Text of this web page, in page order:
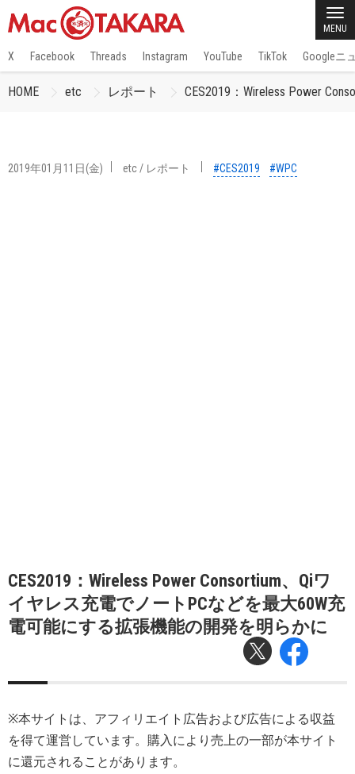
MENU
X Facebook Threads Instagram YouTube TikTok Googleニ
HOME etc レポート CES2019：Wireless Power
2019年01月11日(金) etc/ レポート #CES2019 #WPC
CES2019：Wireless Power Consortium、Qiワ
イヤレス充電でノートPCなどを最大60W充
電可能にする拡張機能の開発を明らかに
※本サイトは、アフィリエイト広告および広告による収益
を得て運営しています。購入により売上の一部が本サイト
に還元されることがあります。